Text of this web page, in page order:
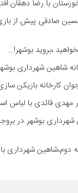
خوزستان با رضا
صادقی پیش از
،بروید بوشهر!...
شاهین شهردارى
کارخانه بازیکن
مهدی قائدی با لباس
شهرداری بوشهر در
دوم،شاهین شهرداری